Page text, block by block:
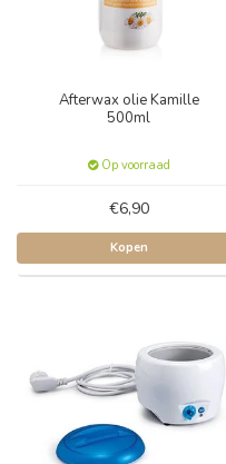
Afterwax olie Kamille
500ml
Op voorraad
€6,90
Kopen